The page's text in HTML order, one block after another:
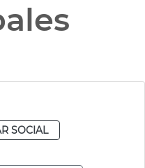
SOCIAL